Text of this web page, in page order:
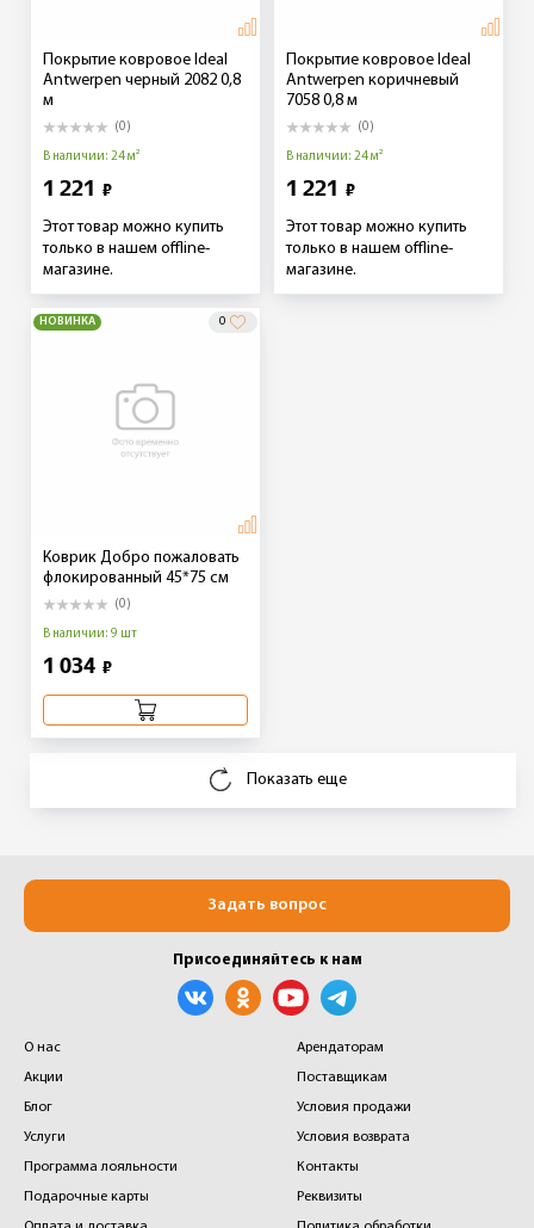
Покрытие ковровое Ideal
Antwerpen черный 2082 0,8
м
(0)
В наличии: 24 м²
1 221 ₽
Этот товар можно купить
только в нашем offline-
магазине.
Покрытие ковровое Ideal
Antwerpen коричневый
7058 0,8 м
(0)
В наличии: 24 м²
1 221 ₽
Этот товар можно купить
только в нашем offline-
магазине.
НОВИНКА 0
Коврик Добро пожаловать
флокированный 45*75 см
(0)
В наличии: 9 шт
1 034 ₽
Показать еще
О нас
Акции
Блог
Услуги
Программа лояльности
Подарочные карты
Арендаторам
Поставщикам
Условия продажи
Условия возврата
Контакты
Реквизиты
Задать вопрос
Присоединяйтесь к нам